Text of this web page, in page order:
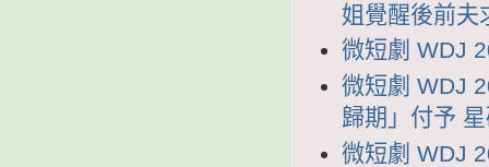
姐覺醒後前夫
微短劇 WDJ
微短劇 WDJ
歸期」付予
微短劇 WDJ